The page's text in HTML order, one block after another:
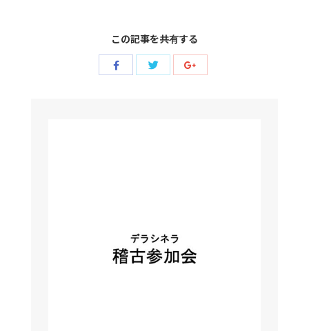
この記事を共有する
Share
Share